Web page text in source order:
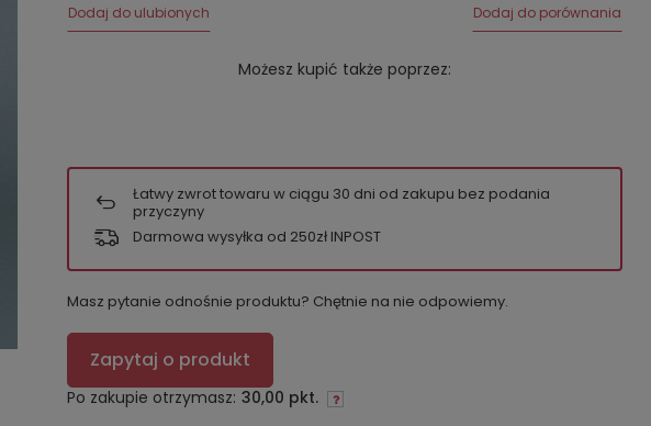
Dodaj do ulubionych Dodaj do porównania
Możesz kupić także poprzez:
Łatwy zwrot towaru w ciągu 30 dni od zakupu bez podania
przyczyny
Darmowa wysyłka od 250zł INPOST
Masz pytanie odnośnie produktu? Chętnie na nie odpowiemy.
Zapytaj o produkt
Po zakupie otrzymasz: 30,00 pkt.